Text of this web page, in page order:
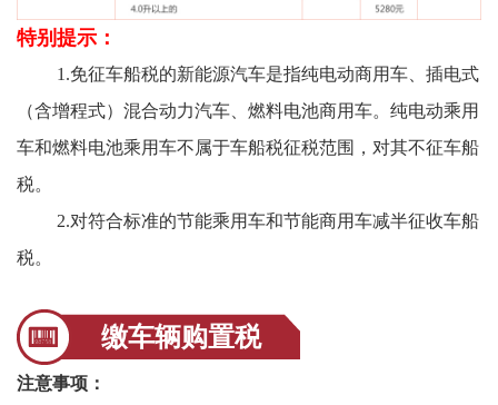
特别提示：
1.免征车船税的新能源汽车是指纯电动商用车、插电式
（含增程式）混合动力汽车、燃料电池商用车。纯电动乘用
车和燃料电池乘用车不属于车船税征税范围，对其不征车船
税。
2.对符合标准的节能乘用车和节能商用车减半征收车船
税。
缴车辆购置税
注意事项：